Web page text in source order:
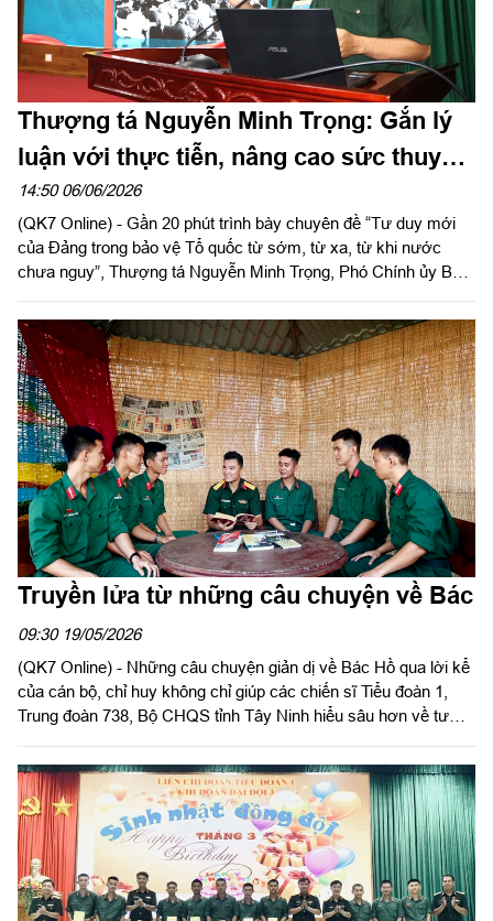
Thượng tá Nguyễn Minh Trọng: Gắn lý
luận với thực tiễn, nâng cao sức thuyết
phục
14:50 06/06/2026
(QK7 Online) - Gần 20 phút trình bày chuyên đề “Tư duy mới
của Đảng trong bảo vệ Tổ quốc từ sớm, từ xa, từ khi nước
chưa nguy”, Thượng tá Nguyễn Minh Trọng, Phó Chính ủy Ban
Ninh hoàn toàn làm chủ phần thuyết trình. Không phụ thuộc vào
tài liệu, anh dẫn dắt vấn đề bằng lập luận chặt chẽ, kết hợp
nhuần nhuyễn giữa lý luận và thực tiễn. Phần thể hiện thuyết
phục đã giúp anh xuất sắc giành giải Nhất Hội thi Báo cáo viên
giỏi năm 2026 trong LLVT Quân khu.
Truyền lửa từ những câu chuyện về Bác
09:30 19/05/2026
(QK7 Online) - Những câu chuyện giản dị về Bác Hồ qua lời kể
của cán bộ, chỉ huy không chỉ giúp các chiến sĩ Tiểu đoàn 1,
Trung đoàn 738, Bộ CHQS tỉnh Tây Ninh hiểu sâu hơn về tư
lĩnh, trách nhiệm, ý thức kỷ luật trong môi trường quân ngũ.